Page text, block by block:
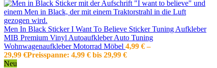
Men In Black Sticker I Want To Believe Sticker Tuning Aufkleber
MIB Premium Vinyl Autoaufkleber Auto Tuning
Wohnwagenaufkleber Motorrad Möbel 4,99 € –
29,99 €Preisspanne: 4,99 € bis 29,99 €
Neu